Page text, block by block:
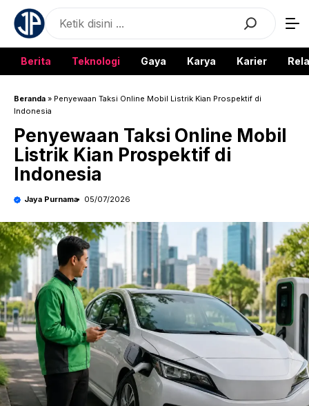
Langsung
Berita Teknologi Gaya Karya Karier
Beranda » Penyewaan Taksi Online Mobil Listrik Kian Prospektif di
Indonesia
Penyewaan Taksi Online Mobil
Listrik Kian Prospektif di
Indonesia
Jaya Purnama 05/07/2026